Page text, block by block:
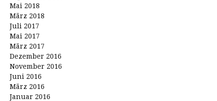
Mai 2018
März 2018
Juli 2017
Mai 2017
März 2017
Dezember 2016
November 2016
Juni 2016
März 2016
Januar 2016